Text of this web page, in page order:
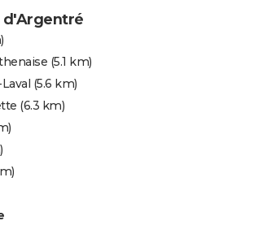
d'Argentré
(5.1 km)
(5.6 km)
(6.3 km)